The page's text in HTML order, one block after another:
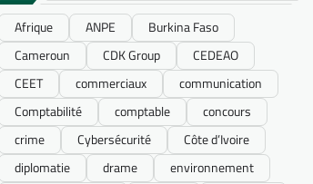
Afrique ANPE
Burkina Faso
Cameroun
CDK Group
CEDEAO
CEET
commerciaux
communication
Comptabilité
comptable
concours
crime
Cybersécurité
Côte d’Ivoire
diplomatie
drame
environnement